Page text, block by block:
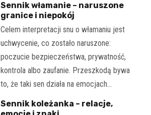
Sennik włamanie – naruszone
granice i niepokój
Celem interpretacji snu o włamaniu jest
uchwycenie, co zostało naruszone:
poczucie bezpieczeństwa, prywatność,
kontrola albo zaufanie. Przeszkodą bywa
to, że taki sen działa na emocjach…
Sennik koleżanka – relacje,